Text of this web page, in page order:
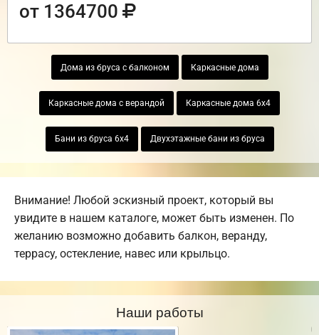
от 1364700
Дома из бруса с балконом Каркасные дома
Каркасные дома с верандой Каркасные дома 6х4
Бани из бруса 6х4 Двухэтажные бани из бруса
Внимание! Любой эскизный проект, который вы
увидите в нашем каталоге, может быть изменен. По
желанию возможно добавить балкон, веранду,
террасу, остекление, навес или крыльцо.
Наши работы